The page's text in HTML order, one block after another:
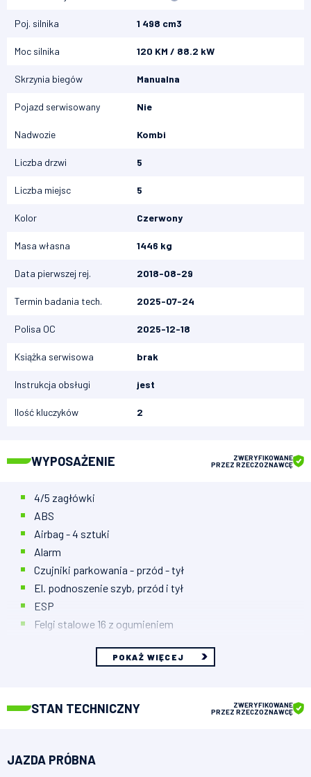
Poj. silnika 1 498 cm3
Moc silnika 120 KM / 88.2 kW
Skrzynia biegów Manualna
Pojazd serwisowany Nie
Nadwozie Kombi
Liczba drzwi 5
Liczba miejsc 5
Kolor Czerwony
Masa własna 1446 kg
Data pierwszej rej. 2018-08-29
Termin badania tech. 2025-07-24
Polisa OC 2025-12-18
Książka serwisowa brak
Instrukcja obsługi jest
Ilość kluczyków 2
WYPOSAŻENIE
ZWERYFIKOWANE
PRZEZ RZECZOZNAWCĘ
4/5 zagłówki
ABS
Airbag - 4 sztuki
Alarm
Czujniki parkowania - przód - tył
El. podnoszenie szyb, przód i tył
ESP
Felgi stalowe 16 z ogumieniem
POKAŻ WIĘCEJ
STAN TECHNICZNY
ZWERYFIKOWANE
PRZEZ RZECZOZNAWCĘ
JAZDA PRÓBNA